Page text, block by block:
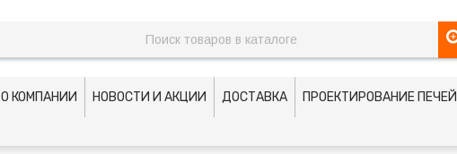
О КОМПАНИИ НОВОСТИ И АКЦИИ ДОСТАВКА ПРОЕКТИРОВАНИЕ ПЕЧЕЙ